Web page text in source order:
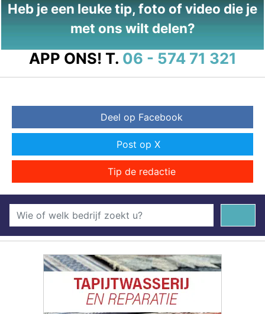
Heb je een leuke tip, foto of video die je
met ons wilt delen?
APP ONS! T. 06 - 574 71 321
Deel op Facebook
Post op X
Tip de redactie